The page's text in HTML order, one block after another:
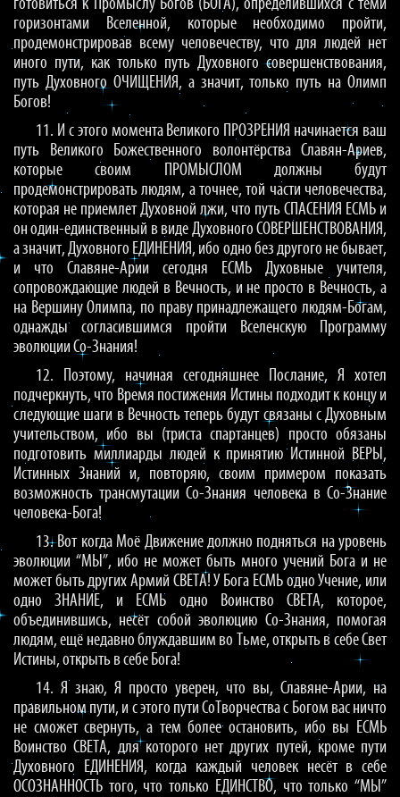
готовиться к Промыслу Богов (БОГА), определившихся с теми
горизонтами Вселенной, которые необходимо пройти,
продемонстрировав всему человечеству, что для людей нет
иного пути, как только путь Духовного совершенствования,
путь Духовного ОЧИЩЕНИЯ, а значит, только путь на Олимп
Богов!
11. И с этого момента Великого ПРОЗРЕНИЯ начинается ваш
путь Великого Божественного волонтёрства Славян-Ариев,
которые своим ПРОМЫСЛОМ должны будут
продемонстрировать людям, а точнее, той части человечества,
которая не приемлет Духовной лжи, что путь СПАСЕНИЯ ЕСМЬ и
он один-единственный в виде Духовного СОВЕРШЕНСТВОВАНИЯ,
а значит, Духовного ЕДИНЕНИЯ, ибо одно без другого не бывает,
и что Славяне-Арии сегодня ЕСМЬ Духовные учителя,
сопровождающие людей в Вечность, и не просто в Вечность, а
на Вершину Олимпа, по праву принадлежащего людям-Богам,
однажды согласившимся пройти Вселенскую Программу
эволюции Со-Знания!
12. Поэтому, начиная сегодняшнее Послание, Я хотел
подчеркнуть, что Время постижения Истины подходит к концу и
следующие шаги в Вечность теперь будут связаны с Духовным
учительством, ибо вы (триста спартанцев) просто обязаны
подготовить миллиарды людей к принятию Истинной ВЕРЫ,
Истинных Знаний и, повторяю, своим примером показать
возможность трансмутации Со-Знания человека в Со-Знание
человека-Бога!
13. Вот когда Моё Движение должно подняться на уровень
эволюции “МЫ”, ибо не может быть много учений Бога и не
может быть других Армий СВЕТА! У Бога ЕСМЬ одно Учение, или
одно ЗНАНИЕ, и ЕСМЬ одно Воинство СВЕТА, которое,
объединившись, несёт собой эволюцию Со-Знания, помогая
людям, ещё недавно блуждавшим во Тьме, открыть в себе Свет
Истины, открыть в себе Бога!
14. Я знаю, Я просто уверен, что вы, Славяне-Арии, на
правильном пути, и с этого пути СоТворчества с Богом вас ничто
не сможет свернуть, а тем более остановить, ибо вы ЕСМЬ
Воинство СВЕТА, для которого нет других путей, кроме пути
Духовного ЕДИНЕНИЯ, когда каждый человек несёт в себе
ОСОЗНАННОСТЬ того, что только ЕДИНСТВО, что только “МЫ”